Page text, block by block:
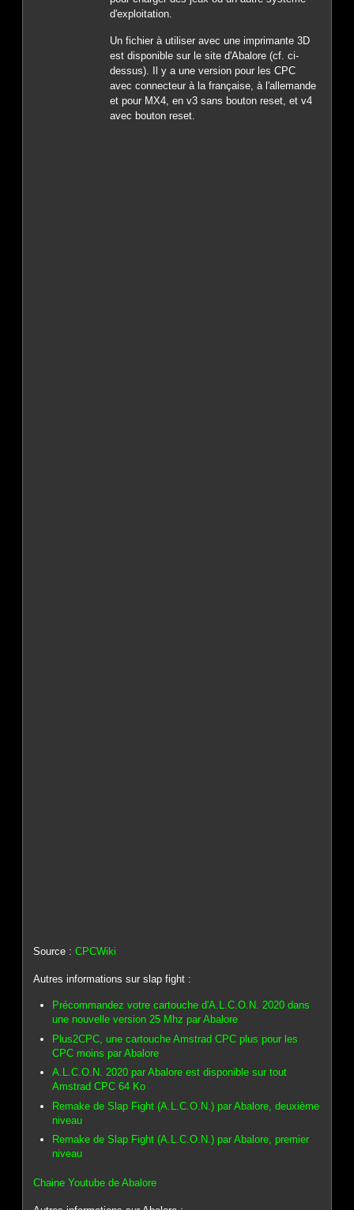
d'exploitation.
Un fichier à utiliser avec une imprimante 3D
est disponible sur le site d'Abalore (cf. ci-
dessus). Il y a une version pour les CPC
avec connecteur à la française, à l'allemande
et pour MX4, en v3 sans bouton reset, et v4
avec bouton reset.
Source :CPCWiki
Autres informations sur slap fight :
Précommandez votre cartouche d'A.L.C.O.N. 2020 dans
une nouvelle version 25 Mhz par Abalore
Plus2CPC, une cartouche Amstrad CPC plus pour les
CPC moins par Abalore
A.L.C.O.N. 2020 par Abalore est disponible sur tout
Amstrad CPC 64 Ko
Remake de Slap Fight (A.L.C.O.N.) par Abalore, deuxième
niveau
Remake de Slap Fight (A.L.C.O.N.) par Abalore, premier
niveau
Chaine Youtube de Abalore